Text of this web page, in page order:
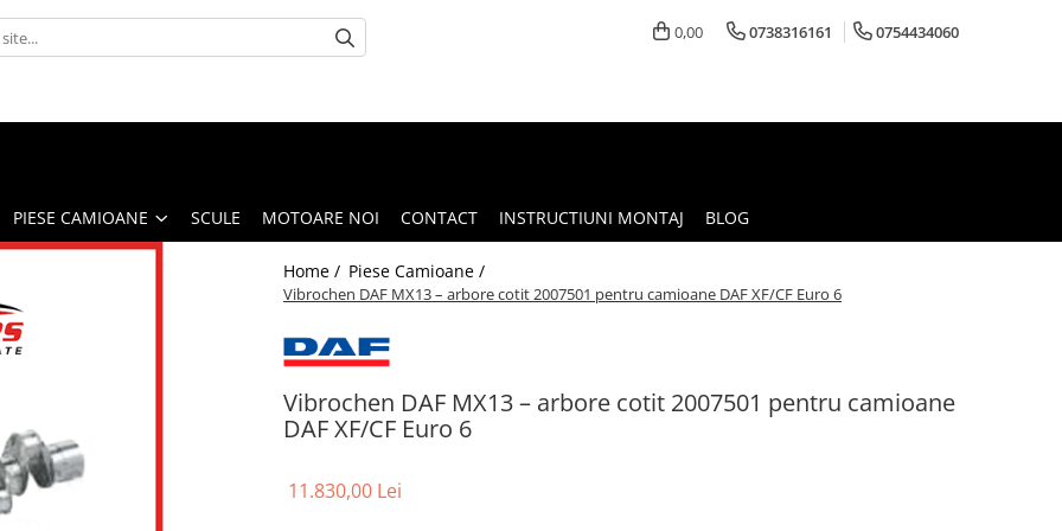
0,00 0738316161 0754434060
PIESE CAMIOANE SCULE MOTOARE NOI CONTACT INSTRUCTIUNI MONTAJ BLOG
Home / Piese Camioane /
Vibrochen DAF MX13 – arbore cotit 2007501 pentru camioane DAF XF/CF Euro 6
Vibrochen DAF MX13 – arbore cotit 2007501 pentru camioane
DAF XF/CF Euro 6
11.830,00 Lei